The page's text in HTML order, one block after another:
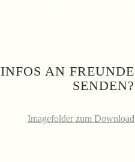
INFOS AN FREUNDE
SENDEN?
Imagefolder zum Download